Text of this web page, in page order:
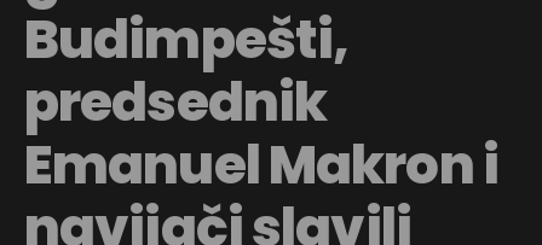
Budimpešti,
predsednik
Emanuel Makron i
navijači slavili